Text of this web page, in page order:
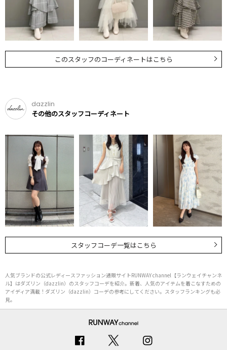
このスタッフのコーディネートはこちら
dazzlin
その他のスタッフコーディネート
スタッフコーデ一覧はこちら
人気ブランドの公式レディースファッション通販サイトRUNWAY channel【ランウェイチャンネ
ル】はダズリン（dazzlin）のスタッフコーデを紹介。新着、人気のアイテムを着こなすための
アイディア満載！ダズリン（dazzlin）コーデの参考にしてください。スタッフランキングも必
見。